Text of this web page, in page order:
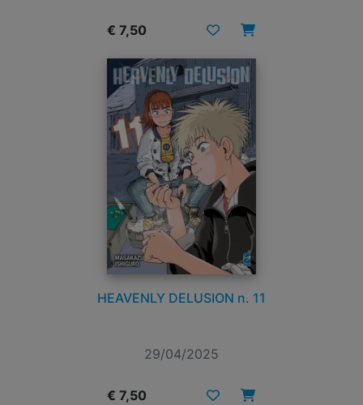
€ 7,50
HEAVENLY DELUSION n. 11
29/04/2025
€ 7,50